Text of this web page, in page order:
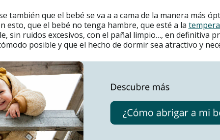
también que el bebé se va a a cama de la manera más
esto, que el bebé no tenga hambre, que esté a la
sin ruidos excesivos, con el pañal limpio…, en definitiva
posible y que el hecho de dormir sea atractivo y